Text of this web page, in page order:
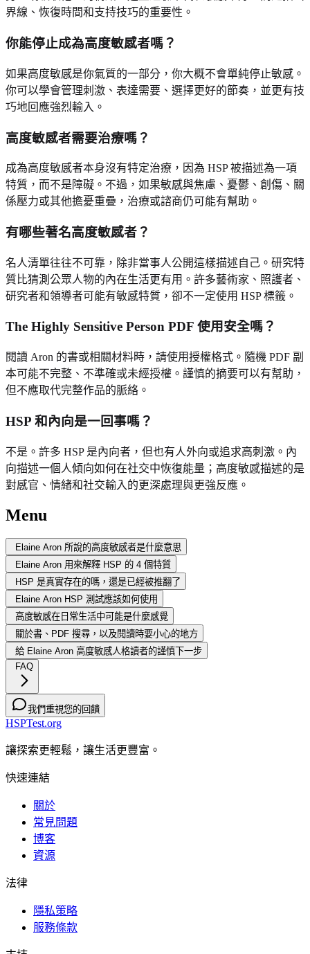
界線、恢復時間和支持技巧的重要性。
你能停止成為高度敏感者嗎？
如果高度敏感是你氣質的一部分，你大概不會單純停止敏感。
你可以學會管理刺激、表達需要、選擇更好的節奏，並更有技
巧地回應強烈輸入。
高度敏感者需要治療嗎？
成為高度敏感者本身沒有特定治療，因為 HSP 被描述為一項
特質，而不是障礙。不過，如果敏感與焦慮、憂鬱、創傷、關
係壓力或其他擔憂重疊，治療或諮商仍可能有幫助。
有哪些著名高度敏感者？
名人清單往往不可靠，除非當事人公開這樣描述自己。研究特
質比猜測公眾人物的內在生活更有用。許多藝術家、照護者、
研究者和領導者可能有敏感特質，卻不一定使用 HSP 標籤。
The Highly Sensitive Person PDF 使用安全嗎？
閱讀 Aron 的書或相關材料時，請使用授權格式。隨機 PDF 副
本可能不完整、不準確或未經授權。謹慎的摘要可以有幫助，
但不應取代完整作品的脈絡。
HSP 和內向是一回事嗎？
不是。許多 HSP 是內向者，但也有人外向或追求高刺激。內
向描述一個人傾向如何在社交中恢復能量；高度敏感描述的是
對感官、情緒和社交輸入的更深處理與更強反應。
Menu
Elaine Aron 所說的高度敏感者是什麼意思
Elaine Aron 用來解釋 HSP 的 4 個特質
HSP 是真實存在的嗎，還是已經被推翻了
Elaine Aron HSP 測試應該如何使用
高度敏感在日常生活中可能是什麼感覺
關於書、PDF 搜尋，以及閱讀時要小心的地方
給 Elaine Aron 高度敏感人格讀者的謹慎下一步
FAQ
我們重視您的回饋
HSPTest.org
讓探索更輕鬆，讓生活更豐富。
快速連結
關於
常見問題
博客
資源
法律
隱私策略
服務條款